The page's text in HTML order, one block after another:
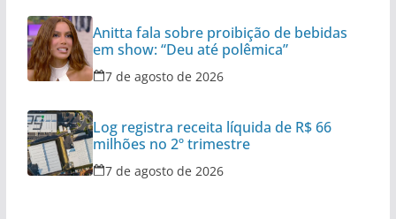
Anitta fala sobre proibição de bebidas
em show: “Deu até polêmica”
7 de agosto de 2026
Log registra receita líquida de R$ 66
milhões no 2º trimestre
7 de agosto de 2026